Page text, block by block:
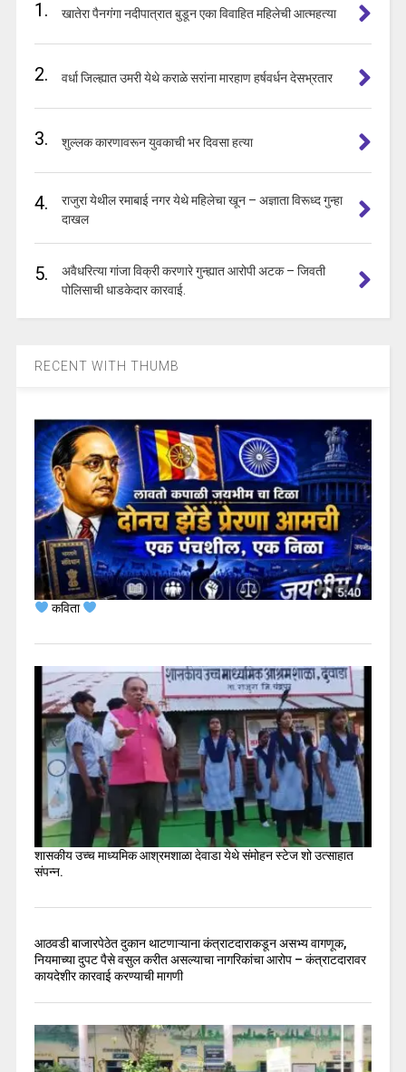
1. खातेरा पैनगंगा नदीपात्रात बुडून एका विवाहित महिलेची आत्महत्या
2. वर्धा जिल्ह्यात उमरी येथे कराळे सरांना मारहाण हर्षवर्धन देसभ्रतार
3. शुल्लक कारणावरून युवकाची भर दिवसा हत्या
4.
राजुरा येथील रमाबाई नगर येथे महिलेचा खून – अज्ञाता विरूध्द गुन्हा
दाखल
5.
अवैधरित्या गांजा विक्री करणारे गुन्ह्यात आरोपी अटक – जिवती
पोलिसाची धाडकेदार कारवाई.
RECENT WITH THUMB
कविता
शासकीय उच्च माध्यमिक आश्रमशाळा देवाडा येथे संमोहन स्टेज शो उत्साहात
संपन्न.
आठवडी बाजारपेठेत दुकान थाटणाऱ्याना कंत्राटदाराकडून असभ्य वागणूक,
नियमाच्या दुपट पैसे वसुल करीत असल्याचा नागरिकांचा आरोप – कंत्राटदारावर
कायदेशीर कारवाई करण्याची मागणी